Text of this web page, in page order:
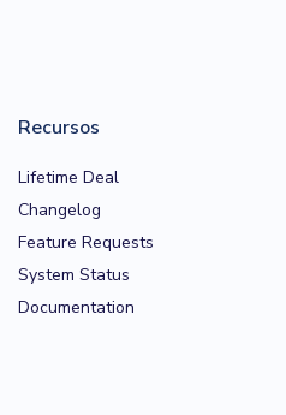
Recursos
Lifetime Deal
Changelog
Feature Requests
System Status
Documentation